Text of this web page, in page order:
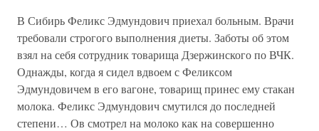
В Сибирь Феликс Эдмундович приехал больным. Врачи
требовали строгого выполнения диеты. Заботы об этом
взял на себя сотрудник товарища Дзержинского по ВЧК.
Однажды, когда я сидел вдвоем с Феликсом
Эдмундовичем в его вагоне, товарищ принес ему стакан
молока. Феликс Эдмундович смутился до последней
степени… Ов смотрел на молоко как на совершенно